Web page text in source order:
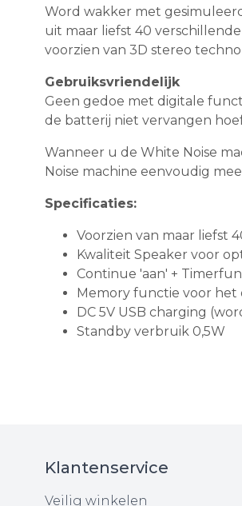
Word wakker met
uit maar liefst 40
voorzien van 3D stereo
Gebruiksvriendelijk
Geen gedoe met digitale
de batterij niet vervangen
Wanneer u de White Noise
Noise machine eenvoudig mee
Specificaties:
Voorzien van maar liefst
Kwaliteit Speaker voor
Continue 'aan' +
Memory functie voor het
DC 5V USB charging
Standby verbruik 0,5W
Klantenservice
Veilig winkelen